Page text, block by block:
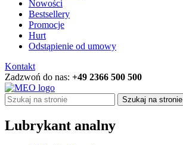
Nowości
Bestsellery
Promocje
Hurt
Odstąpienie od umowy
Kontakt
Zadzwoń do nas: +49 2366 500 500
Szukaj na stronie
Lubrykant analny